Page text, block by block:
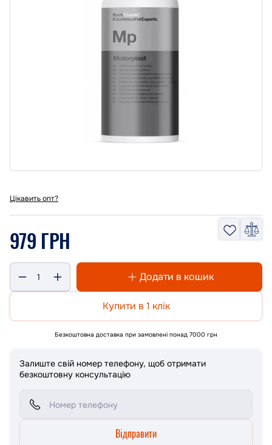
Цікавить опт?
979 ГРН
Додати в кошик
Купити в 1 клік
Безкоштовна доставка при замовлені понад 7000 грн
Залиште свій номер телефону, щоб отримати
безкоштовну консультацію
Відправити